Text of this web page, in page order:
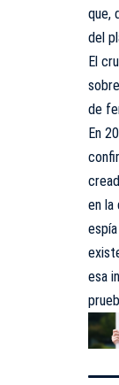
que,
del
El
de
En
en la
esa